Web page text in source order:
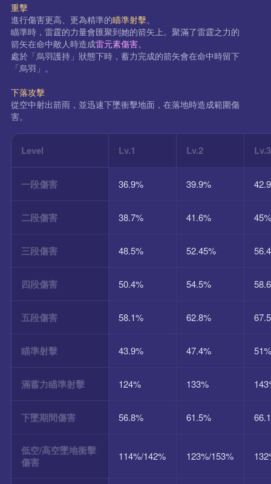
重擊
進行傷害更高、更為精準的瞄準射擊。
瞄準時，雷霆的力量會匯聚到她的箭矢上。聚滿了雷霆之力的
箭矢在命中敵人時造成雷元素傷害。
處於「烏羽護持」狀態下時，蓄力完成的箭矢會在命中時留下
「烏羽」。
下落攻擊
從空中射出箭雨，並迅速下墜衝擊地面，在落地時造成範圍傷
害。
Level Lv.1 Lv.2 Lv.3
一段傷害 36.9% 39.9%
二段傷害 38.7% 41.6%
三段傷害 48.5% 52.45%
四段傷害 50.4% 54.5%
五段傷害 58.1% 62.8%
瞄準射擊 43.9% 47.4%
滿蓄力瞄準射擊 124% 133%
下墜期間傷害 56.8% 61.5%
低空/高空墜地衝擊
傷害
114%/142% 123%/153%